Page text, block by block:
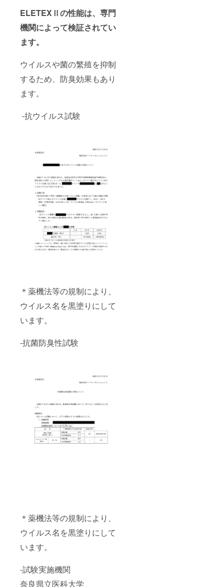
ELETEXⅡの性能は、専門
機関によって検証されてい
ます。
ウイルスや菌の繁殖を抑制
するため、防臭効果もあり
ます。
-抗ウイルス試験
＊薬機法等の規制により、
ウイルス名を黒塗りにして
います。
-抗菌防臭性試験
＊薬機法等の規制により、
ウイルス名を黒塗りにして
います。
-試験実施機関
奈良県立医科大学